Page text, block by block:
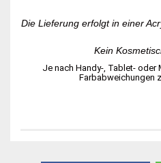
Die Lieferung erfolgt in einer
Kein
Je nach Handy-, Tablet- oder
Farbabweichungen